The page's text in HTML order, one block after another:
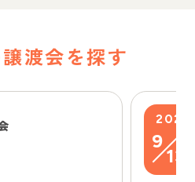
渡会を探す
2026
9
13